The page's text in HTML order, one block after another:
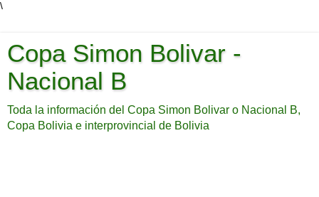
\
Copa Simon Bolivar -
Nacional B
Toda la información del Copa Simon Bolivar o Nacional B,
Copa Bolivia e interprovincial de Bolivia